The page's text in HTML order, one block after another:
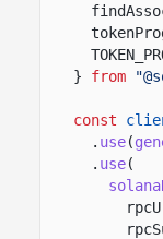
}
from
const
. use(
. use(